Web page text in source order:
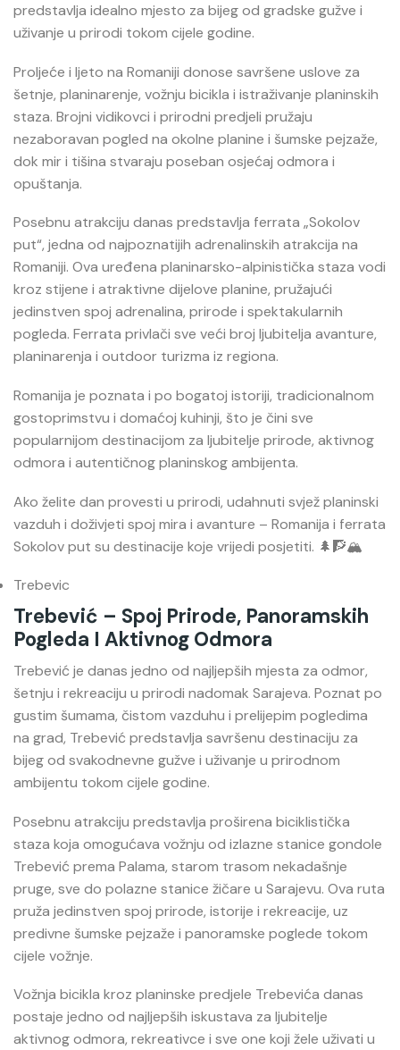
predstavlja idealno mjesto za bijeg od gradske gužve i
uživanje u prirodi tokom cijele godine.
Proljeće i ljeto na Romaniji donose savršene uslove za
šetnje, planinarenje, vožnju bicikla i istraživanje planinskih
staza. Brojni vidikovci i prirodni predjeli pružaju
nezaboravan pogled na okolne planine i šumske pejzaže,
dok mir i tišina stvaraju poseban osjećaj odmora i
opuštanja.
Posebnu atrakciju danas predstavlja ferrata „Sokolov
put“, jedna od najpoznatijih adrenalinskih atrakcija na
Romaniji. Ova uređena planinarsko-alpinistička staza vodi
kroz stijene i atraktivne dijelove planine, pružajući
jedinstven spoj adrenalina, prirode i spektakularnih
pogleda. Ferrata privlači sve veći broj ljubitelja avanture,
planinarenja i outdoor turizma iz regiona.
Romanija je poznata i po bogatoj istoriji, tradicionalnom
gostoprimstvu i domaćoj kuhinji, što je čini sve
popularnijom destinacijom za ljubitelje prirode, aktivnog
odmora i autentičnog planinskog ambijenta.
Ako želite dan provesti u prirodi, udahnuti svjež planinski
vazduh i doživjeti spoj mira i avanture – Romanija i ferrata
Sokolov put su destinacije koje vrijedi posjetiti. 🌲🧗🏔️
Trebevic
Trebević – Spoj Prirode, Panoramskih
Pogleda I Aktivnog Odmora
Trebević je danas jedno od najljepših mjesta za odmor,
šetnju i rekreaciju u prirodi nadomak Sarajeva. Poznat po
gustim šumama, čistom vazduhu i prelijepim pogledima
na grad, Trebević predstavlja savršenu destinaciju za
bijeg od svakodnevne gužve i uživanje u prirodnom
ambijentu tokom cijele godine.
Posebnu atrakciju predstavlja proširena biciklistička
staza koja omogućava vožnju od izlazne stanice gondole
Trebević prema Palama, starom trasom nekadašnje
pruge, sve do polazne stanice žičare u Sarajevu. Ova ruta
pruža jedinstven spoj prirode, istorije i rekreacije, uz
predivne šumske pejzaže i panoramske poglede tokom
cijele vožnje.
Vožnja bicikla kroz planinske predjele Trebevića danas
postaje jedno od najljepših iskustava za ljubitelje
aktivnog odmora, rekreativce i sve one koji žele uživati u